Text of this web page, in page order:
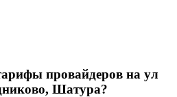
провайдеров на ул
Шатура?